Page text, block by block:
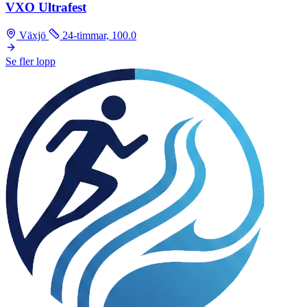
VXO Ultrafest
Växjö 24-timmar, 100.0
Se fler lopp